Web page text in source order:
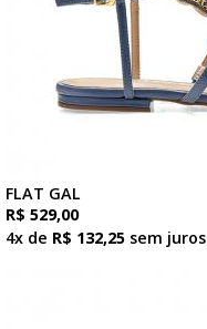
FLAT GAL
R$ 529,00
4x de R$ 132,25 sem juros